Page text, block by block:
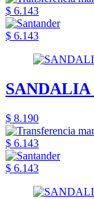
$ 6.143
$ 6.143
SANDALIA
$ 8.190
$ 6.143
$ 6.143